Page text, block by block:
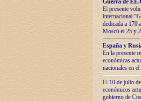
Guerra de
El presente
internacional
dedicada a 170
Moscú el 25 y
España y
En la presente
económicas
nacionales en
El 10 de julio
económicos
gobierno de